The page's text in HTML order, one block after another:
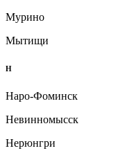
Мурино
Мытищи
Н
Наро-Фоминск
Невинномысск
Нерюнгри